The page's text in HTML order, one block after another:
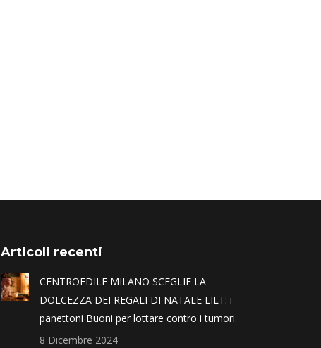
Articoli recenti
CENTROEDILE MILANO SCEGLIE LA
DOLCEZZA DEI REGALI DI NATALE LILT: i
panettoni Buoni per lottare contro i tumori.
8 Dicembre 2024